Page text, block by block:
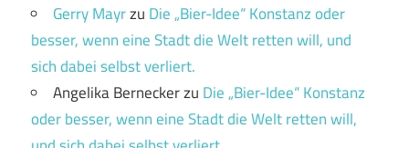
Gerry Mayrzu Die „Bier-Idee“ Konstanz oder
besser, wenn eine Stadt die Welt retten will, und
sich dabei selbst verliert.
Angelika Berneckerzu Die „Bier-Idee“ Konstanz
oder besser, wenn eine Stadt die Welt retten will,